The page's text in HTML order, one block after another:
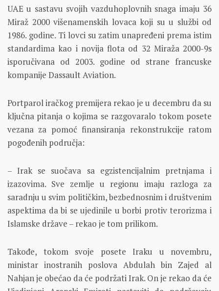
UAE u sastavu svojih vazduhoplovnih snaga imaju 36
Miraž 2000 višenamenskih lovaca koji su u službi od
1986. godine. Ti lovci su zatim unapređeni prema istim
standardima kao i novija flota od 32 Miraža 2000-9s
isporučivana od 2003. godine od strane francuske
kompanije Dassault Aviation.
Portparol iračkog premijera rekao je u decembru da su
ključna pitanja o kojima se razgovaralo tokom posete
vezana za pomoć finansiranja rekonstrukcije ratom
pogođenih područja:
– Irak se suočava sa egzistencijalnim pretnjama i
izazovima. Sve zemlje u regionu imaju razloga za
saradnju u svim političkim, bezbednosnim i društvenim
aspektima da bi se ujedinile u borbi protiv terorizma i
Islamske države – rekao je tom prilikom.
Takođe, tokom svoje posete Iraku u novembru,
ministar inostranih poslova Abdulah bin Zajed al
Nahjan je obećao da će podržati Irak. On je rekao da će